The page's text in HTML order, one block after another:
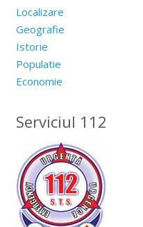
Localizare
Geografie
Istorie
Populatie
Economie
Serviciul 112